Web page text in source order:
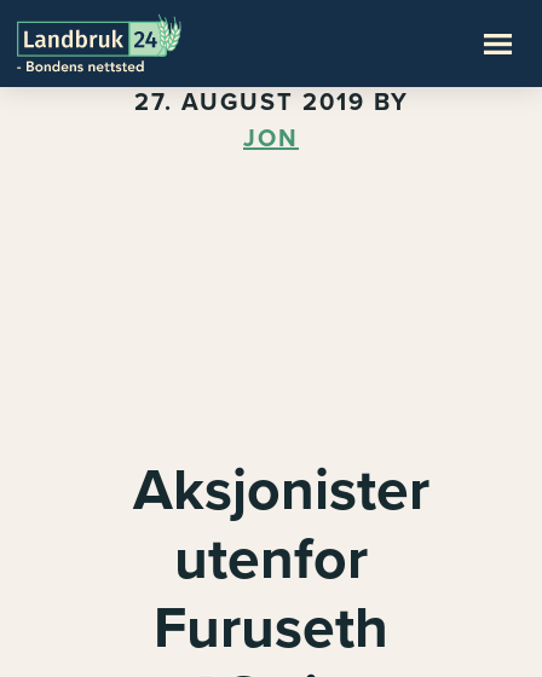
27. AUGUST 2019 BY
JON
Aksjonister
utenfor
Furuseth